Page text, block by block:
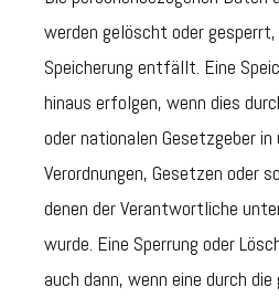
werden gelöscht oder
Speicherung entfällt. Eine
hinaus erfolgen, wenn dies
oder nationalen Gesetzgeber
Verordnungen, Gesetzen oder
denen der Verantwortliche
wurde. Eine Sperrung oder
auch dann, wenn eine durch